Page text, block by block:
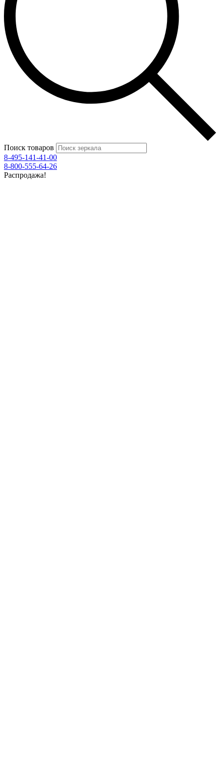
Поиск товаров
8-495-141-41-00
8-800-555-64-26
Распродажа!